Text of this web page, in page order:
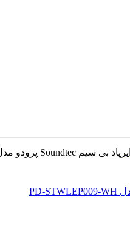
ایرپاد بی سیم Soundtec پرودو مدل PD-STWLEP009-WH